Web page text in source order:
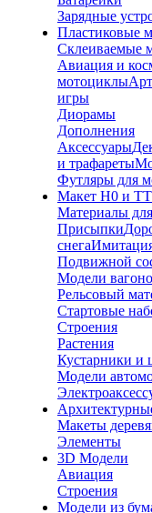
Зарядные
Пластиковые
Склеиваемые
Авиация и
мотоциклы
игры
Диорамы
Дополнения
Аксессуары
и трафареты
Футляры для
Макет H0 и TT
Материалы
Присыпки
снега
Подвижной
Модели
Рельсовый
Стартовые
Строения
Растения
Кустарники и
Модели
Макеты
Элементы
3D Модели
Авиация
Строения
Модели из